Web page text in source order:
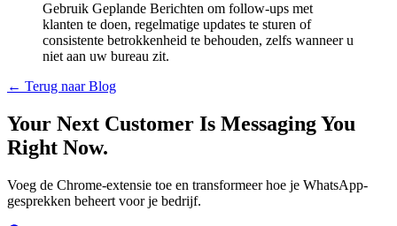
Gebruik Geplande Berichten om follow-ups met
klanten te doen, regelmatige updates te sturen of
consistente betrokkenheid te behouden, zelfs wanneer u
niet aan uw bureau zit.
← Terug naar Blog
Your Next Customer Is Messaging You
Right Now.
Voeg de Chrome-extensie toe en transformeer hoe je WhatsApp-
gesprekken beheert voor je bedrijf.